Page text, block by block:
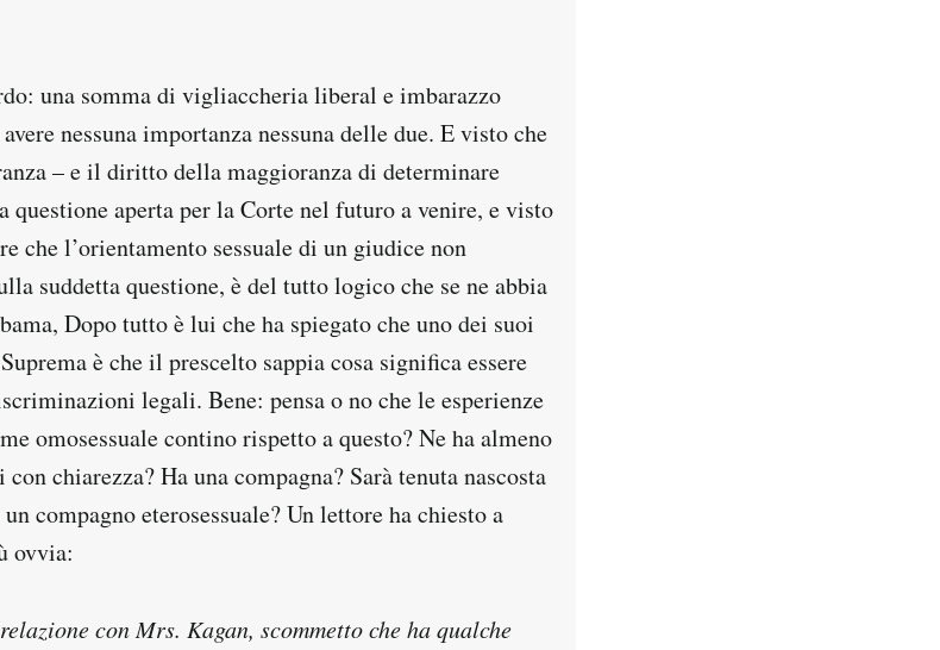
una somma di vigliaccheria liberal e imbarazzo
nessuna importanza nessuna delle due. E visto che
– e il diritto della maggioranza di determinare
questione aperta per la Corte nel futuro a venire, e visto
che l’orientamento sessuale di un giudice non
suddetta questione, è del tutto logico che se ne abbia
Dopo tutto è lui che ha spiegato che uno dei suoi
è che il prescelto sappia cosa significa essere
legali. Bene: pensa o no che le esperienze
omosessuale contino rispetto a questo? Ne ha almeno
chiarezza? Ha una compagna? Sarà tenuta nascosta
compagno eterosessuale? Un lettore ha chiesto a
ovvia:
con Mrs. Kagan, scommetto che ha qualche